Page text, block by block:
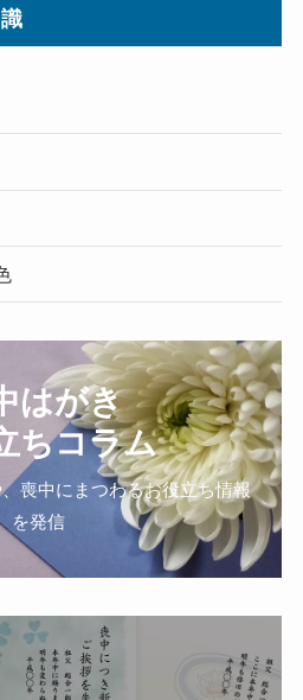
はがき
ちコラム
喪中にまつわるお役立ち情報
を発信